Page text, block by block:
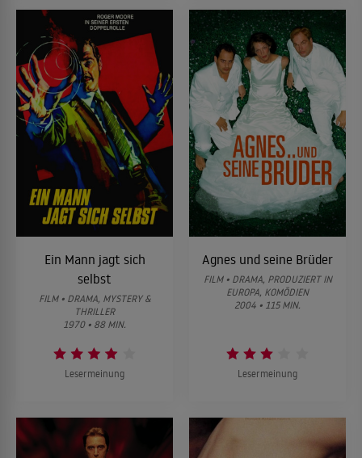
Ein Mann jagt sich
selbst
FILM • DRAMA, MYSTERY &
THRILLER
1970 • 88 MIN.
Lesermeinung
Agnes und seine Brüder
FILM • DRAMA, PRODUZIERT IN
EUROPA, KOMÖDIEN
2004 • 115 MIN.
Lesermeinung